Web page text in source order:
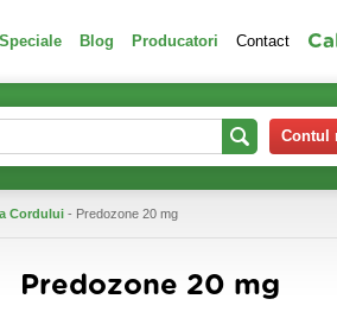
Blog Producatori Contact
Contul
Cordului - Predozone 20 mg
Predozone 20 mg